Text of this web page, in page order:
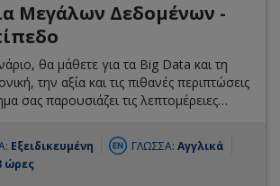
Μεγάλων Δεδομένων -
θα μάθετε για τα Big Data και τη
την αξία και τις πιθανές περιπτώσεις
σας παρουσιάζει τις λεπτομέρειες
Amazon EMR, Apache Hive και
που το μάθημα επικεντρώνεται σε
λύσεις Big Data, θα μάθετε
Εξειδικευμένη ΓΛΩΣΣΑ: Αγγλικά
ώρες